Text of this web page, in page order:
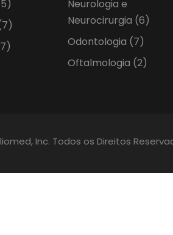
Neurologia e
Neurocirurgia (6)
Odontologia (7)
Oftalmologia (2)
Inc. Todos os Direitos